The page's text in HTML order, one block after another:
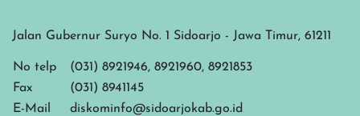
Jalan Gubernur Suryo No. 1 Sidoarjo - Jawa Timur, 61211
No telp
(031) 8921946, 8921960, 8921853
Fax
(031) 8941145
E-Mail
diskominfo@sidoarjokab.go.id